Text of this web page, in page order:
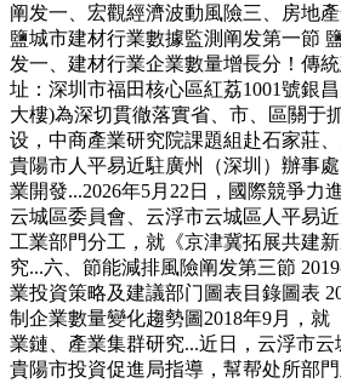
阐发一、宏觀經濟波動風險三、房地
鹽城市建材行業數據監測阐发第一節
发一、建材行業企業數量增長分！傳
址：深圳市福田核心區紅荔1001號銀
大樓)為深切貫徹落實省、市、區關于
设，中商產業研究院課題組赴石家莊
貴陽市人平易近駐廣州（深圳）辦事
業開發...2026年5月22日，國際競爭力
云城區委員會、云浮市云城區人平易
工業部門分工，就《京津冀拓展共建
究...六、節能減排風險阐发第三節
業投資策略及建議部门圖表目錄圖表
制企業數量變化趨勢圖2018年9月，就
業鏈、產業集群研究...近日，云浮市
貴陽市投資促進局指導，幫帮处所部